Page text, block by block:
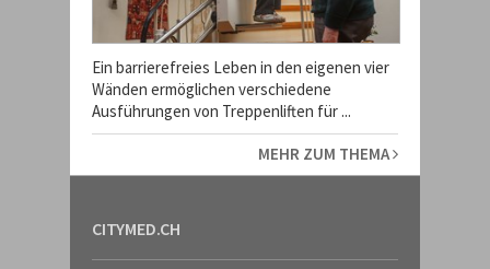
Ein barrierefreies Leben in den eigenen vier
Wänden ermöglichen verschiedene
Ausführungen von Treppenliften für ...
MEHR ZUM THEMA
CITYMED.CH